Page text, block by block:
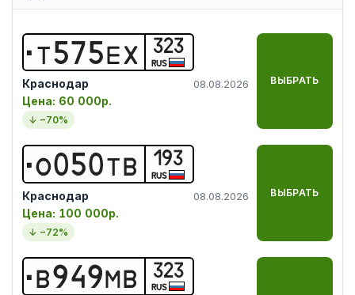
Т575ЕХ 323
RUS
Краснодар 08.08.2026
Цена: 60 000р.
↓ −70%
ВЫБРАТЬ
О050ТВ 193
RUS
Краснодар 08.08.2026
Цена: 100 000р.
↓ −72%
ВЫБРАТЬ
В949МВ 323
RUS